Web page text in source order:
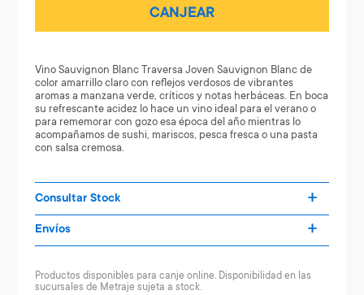
CANJEAR
Vino Sauvignon Blanc Traversa Joven Sauvignon Blanc de
color amarrillo claro con reflejos verdosos de vibrantes
aromas a manzana verde, críticos y notas herbáceas. En boca
su refrescante acidez lo hace un vino ideal para el verano o
para rememorar con gozo esa época del año mientras lo
acompañamos de sushi, mariscos, pesca fresca o una pasta
con salsa cremosa.
Consultar Stock
Envíos
Productos disponibles para canje online. Disponibilidad en las
sucursales de Metraje sujeta a stock.